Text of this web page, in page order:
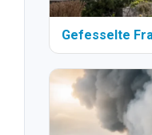
Gefesselte